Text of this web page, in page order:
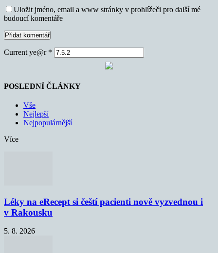
Uložit jméno, email a www stránky v prohlížeči pro další mé
budoucí komentáře
Current ye@r *
POSLEDNÍ ČLÁNKY
Vše
Nejlepší
Nejpopulárnější
Více
Léky na eRecept si čeští pacienti nově vyzvednou i
v Rakousku
5. 8. 2026